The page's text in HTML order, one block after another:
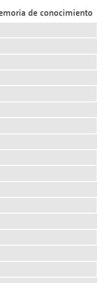
de conocimiento